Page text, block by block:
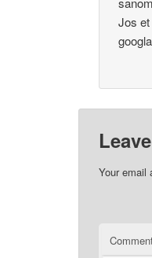
Jos
Your email